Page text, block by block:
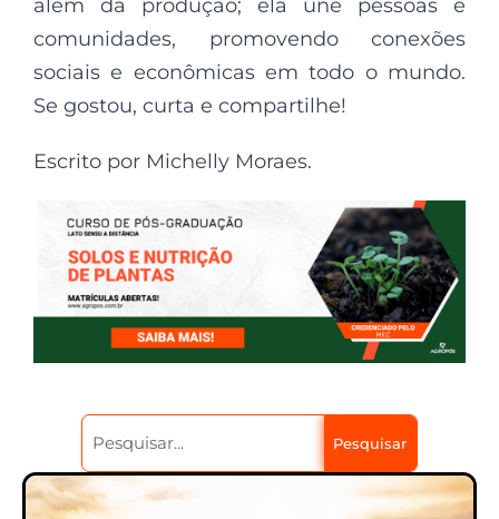
além da produção; ela une pessoas e
comunidades, promovendo conexões
sociais e econômicas em todo o mundo.
Se gostou, curta e compartilhe!
Escrito por Michelly Moraes.
Pesquisar